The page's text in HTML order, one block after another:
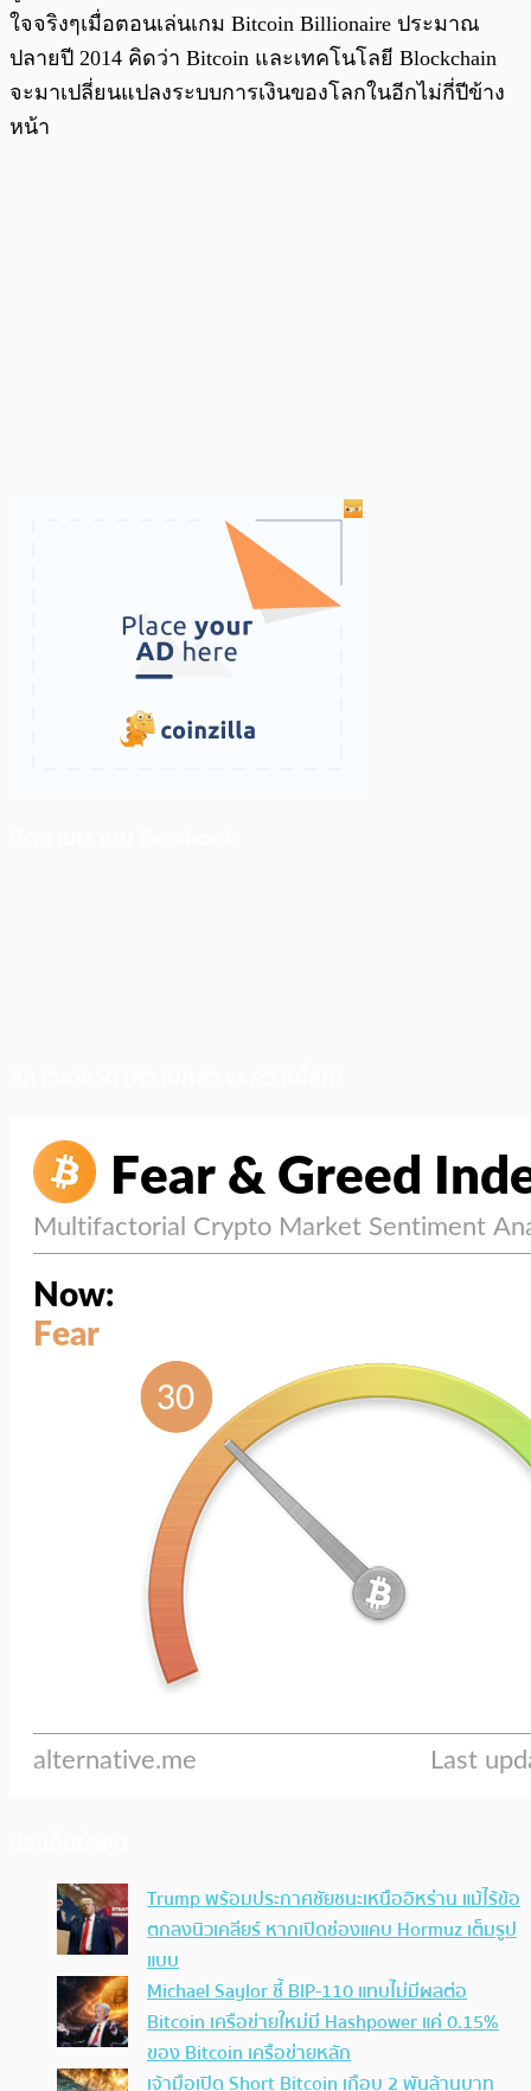
ใจจริงๆเมื่อตอนเล่นเกม Bitcoin Billionaire ประมาณ
ปลายปี 2014 คิดว่า Bitcoin และเทคโนโลยี Blockchain
จะมาเปลี่ยนแปลงระบบการเงินของโลกในอีกไม่กี่ปีข้าง
หน้า
Trump พร้อมประกาศชัยชนะเหนืออิหร่าน แม้ไร้ข้อ
ตกลงนิวเคลียร์ หากเปิดช่องแคบ Hormuz เต็มรูป
แบบ
Michael Saylor ชี้ BIP-110 แทบไม่มีผลต่อ
Bitcoin เครือข่ายใหม่มี Hashpower แค่ 0.15%
ของ Bitcoin เครือข่ายหลัก
เจ้ามือเปิด Short Bitcoin เกือบ 2 พันล้านบาท